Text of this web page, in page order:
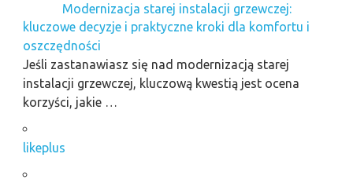
Modernizacja starej instalacji grzewczej:
kluczowe decyzje i praktyczne kroki dla komfortu i
oszczędności
Jeśli zastanawiasz się nad modernizacją starej
instalacji grzewczej, kluczową kwestią jest ocena
korzyści, jakie …
likeplus